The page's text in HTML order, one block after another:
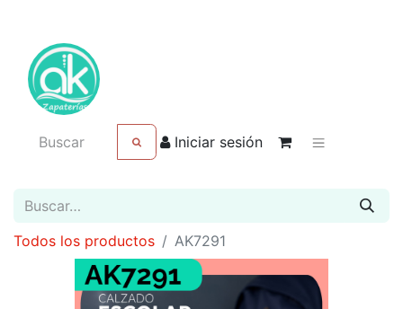
Iniciar sesión
Todos los productos AK7291